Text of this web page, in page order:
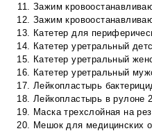
Зажим
Зажим
Катетер для
Катетер уретральный
Катетер уретральный
Катетер уретральный
Лейкопластырь
Лейкопластырь в рулоне
Маска трехслойная на
Мешок для медицинских